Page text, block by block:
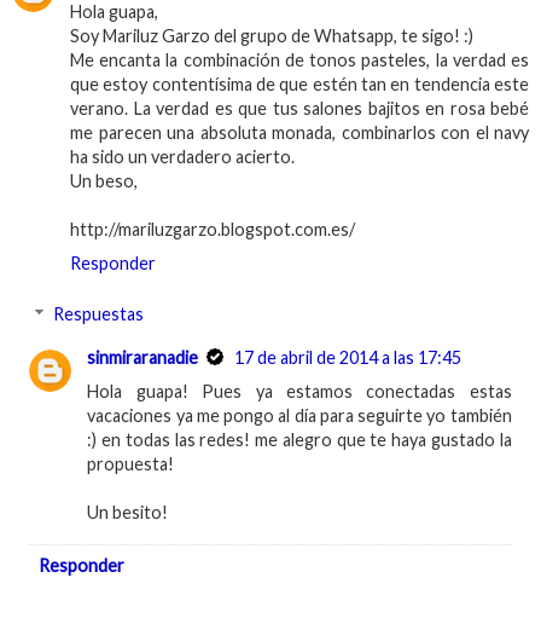
Hola guapa,
Soy Mariluz Garzo del grupo de Whatsapp, te sigo! :)
Me encanta la combinación de tonos pasteles, la verdad es
que estoy contentísima de que estén tan en tendencia este
verano. La verdad es que tus salones bajitos en rosa bebé
me parecen una absoluta monada, combinarlos con el navy
ha sido un verdadero acierto.
Un beso,
http://mariluzgarzo.blogspot.com.es/
Responder
Respuestas
sinmiraranadie
17 de abril de 2014 a las 17:45
Hola guapa! Pues ya estamos conectadas estas
vacaciones ya me pongo al día para seguirte yo también
:) en todas las redes! me alegro que te haya gustado la
propuesta!
Un besito!
Responder